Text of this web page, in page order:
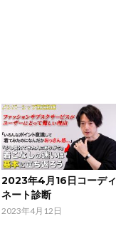
2023年4月16日コーディ
ネート診断
2023年4月12日